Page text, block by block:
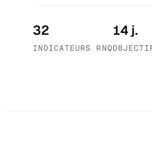
32
INDICATEURS RNQ
14 j.